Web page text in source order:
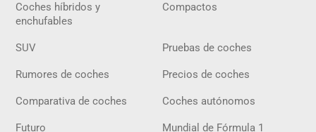
Coches híbridos y
enchufables
Compactos
SUV Pruebas de coches
Rumores de coches Precios de coches
Comparativa de coches Coches autónomos
Futuro Mundial de Fórmula 1